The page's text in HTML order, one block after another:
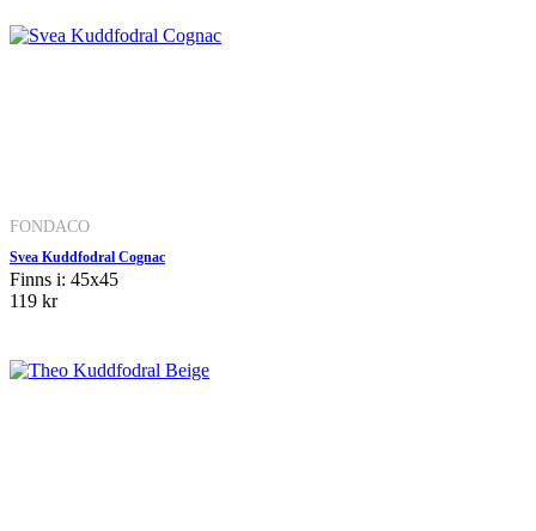
FONDACO
Svea Kuddfodral Cognac
Finns i: 45x45
119 kr